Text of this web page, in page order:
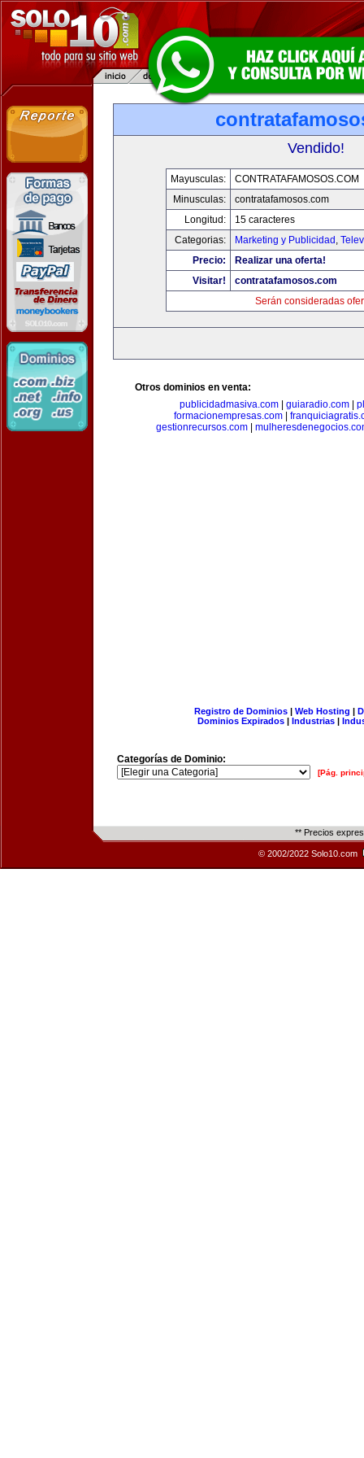
Vendido!
Mayusculas:
CONTRATAFAMOSOS.COM
Minusculas:
contratafamosos.com
Longitud:
15 caracteres
Categorias:
Marketing y Publicidad ,
Precio:
Realizar una oferta!
Visitar!
contratafamosos.com
Serán consideradas
Otros dominios en venta:
publicidadmasiva.com
guiaradio.com
formacionempresas.com|
gestionrecursos.com|
Registro de Dominios| Web Hosting |
Dominios Expirados | Industrias |
Categorías de Dominio:
[Pág.
** Precios
© 2002/2022 Solo10.com